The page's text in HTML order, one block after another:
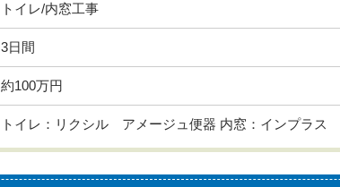
トイレ/内窓工事
3日間
約100万円
トイレ：リクシル アメージュ便器 内窓：インプラス